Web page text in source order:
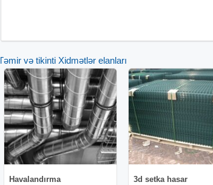
Təmir və tikinti Xidmətlər elanları
Havalandırma
3d setka hasar